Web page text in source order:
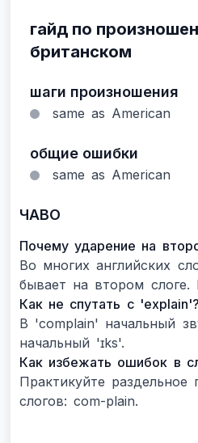
гайд по
британском
шаги произношения
same as American
общие ошибки
same as American
ЧАВО
Почему ударение на
Во многих английских
бывает на втором слоге.
Как не спутать с 'explain'?
В 'complain' начальный
начальный 'ɪks'.
Как избежать ошибок в
Практикуйте раздельное
слогов: com-plain.